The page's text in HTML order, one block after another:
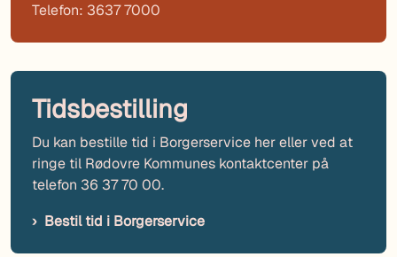
Telefon: 3637 7000
Tidsbestilling
Du kan bestille tid i Borgerservice her eller ved at
ringe til Rødovre Kommunes kontaktcenter på
telefon 36 37 70 00.
Bestil tid i Borgerservice